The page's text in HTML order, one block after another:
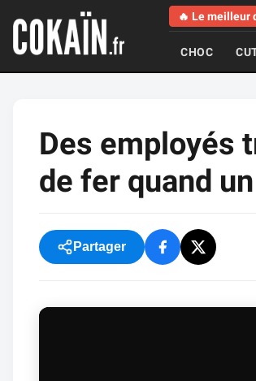
🔥 Le meilleur
CHOC
Des employés
de fer quand
Partager